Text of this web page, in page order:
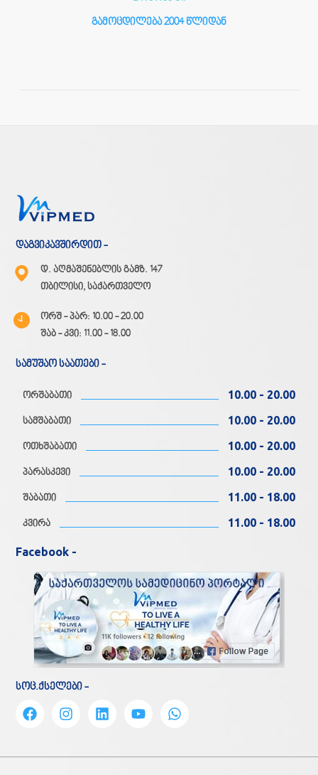
გამოცდილება 2004 წლიდან
დაგვიკავშირდით -
დ. აღმაშენებლის გამზ. 147
თბილისი, საქართველო
ორშ - პარ: 10.00 - 20.00
შაბ - კვი: 11.00 - 18.00
სამუშაო საათები -
ორშაბათი 10.00 - 20.00
სამშაბათი 10.00 - 20.00
ოთხშაბათი 10.00 - 20.00
პარასკევი 10.00 - 20.00
შაბათი 11.00 - 18.00
კვირა 11.00 - 18.00
Facebook -
სოც.ქსელები -